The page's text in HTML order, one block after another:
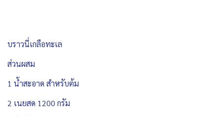
บราวนี่เกลือทะเล
ส่วนผสม
1 น้ำสะอาด สำหรับต้ม
2 เนยสด 1200 กรัม